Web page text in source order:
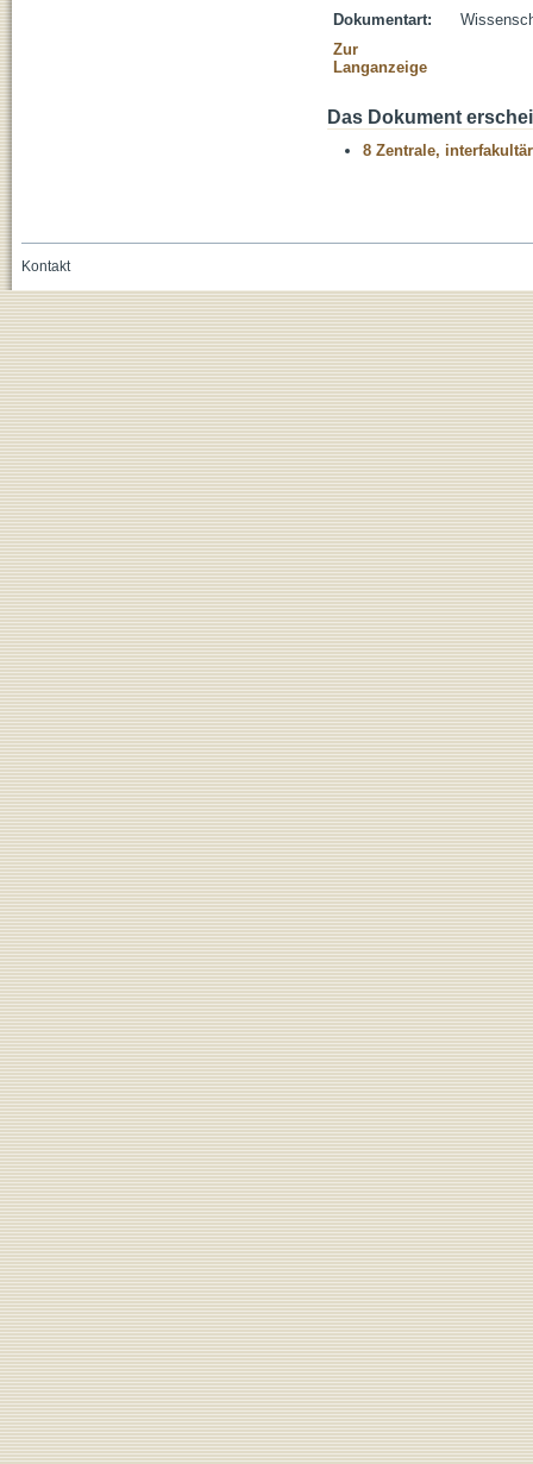
Dokumentart:
Zur
Langanzeige
Das Dokument
8 Zentrale,
Kontakt